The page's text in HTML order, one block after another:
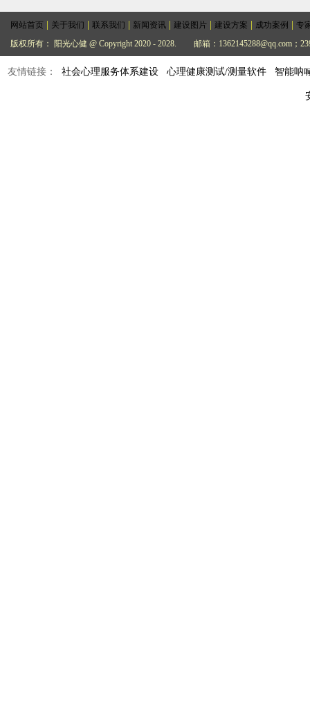
网站首页 关于我们 联系我们 新闻资讯 建设图片 建设方案 成功案例
专
版权所有： 阳光心健 @ Copyright 2020 - 2028.
邮箱：1362145288@qq.com；
友情链接： 社会心理服务体系建设 心理健康测试/测量软件 智能呐